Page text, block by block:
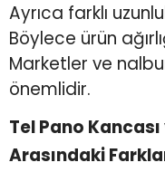
Ayrıca farklı
Böylece ürün
Marketler ve
önemlidir.
Tel Pano
Arasındaki